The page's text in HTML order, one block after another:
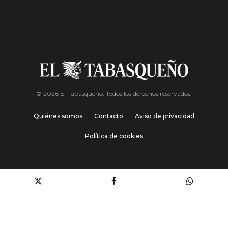
© 2026 El Tabasqueño. Todos los derechos reservados.
Quiénes somos Contacto Aviso de privacidad
Política de cookies